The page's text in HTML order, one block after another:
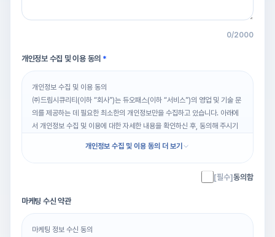
0/2000
개인정보 수집 및 이용 동의
개인정보 수집 및 이용 동의
㈜드림시큐리티(이하 “회사”)는 듀오패스(이하 “서비스”)의 영업 및 기술 문
의를 제공하는 데 필요한 최소한의 개인정보만을 수집하고 있습니다. 아래에
서 개인정보 수집 및 이용에 대한 자세한 내용을 확인하신 후, 동의해 주시기
제1조 (개인정보의 처리 목적, 처리 항목, 처리 및 보유기간)
-처리 목적:영업 및 기술 문의 응대, 결과 회신
※ 단, 전자상거래 등에서의 소비자 보호에 관한 법률 등 법령에 따라 보존이
위 동의를 거부할 권리가 있으나, 동의 거부 시에는 이용에 제약이 있을 수 있
개인정보 수집 및 이용 동의 더 보기
[필수]동의함
마케팅 수신 약관
마케팅 정보 수신 동의